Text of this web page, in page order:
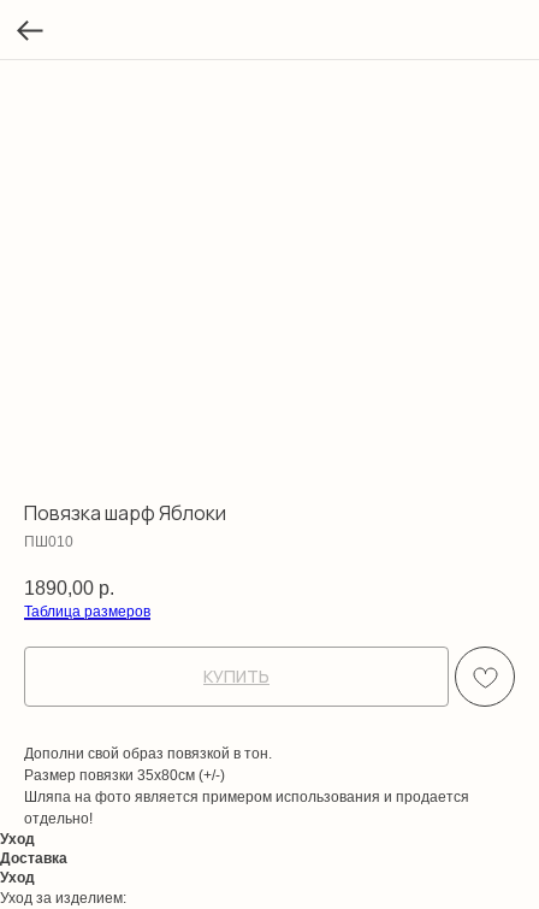
Повязка шарф Яблоки
ПШ010
1890,00 р.
Таблица размеров
КУПИТЬ
Дополни свой образ повязкой в тон.
Размер повязки 35х80см (+/-)
Шляпа на фото является примером использования и продается
отдельно!
Уход
Доставка
Уход
Уход за изделием: